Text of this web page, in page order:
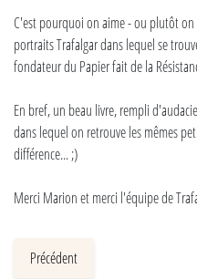
C'est pourquoi on aime - ou plutôt
portraits Trafalgar dans lequel se
fondateur du Papier fait de la
En bref, un beau livre, rempli
dans lequel on retrouve les mêmes
différence... ;)
Merci Marion et merci l'équipe de
Précédent